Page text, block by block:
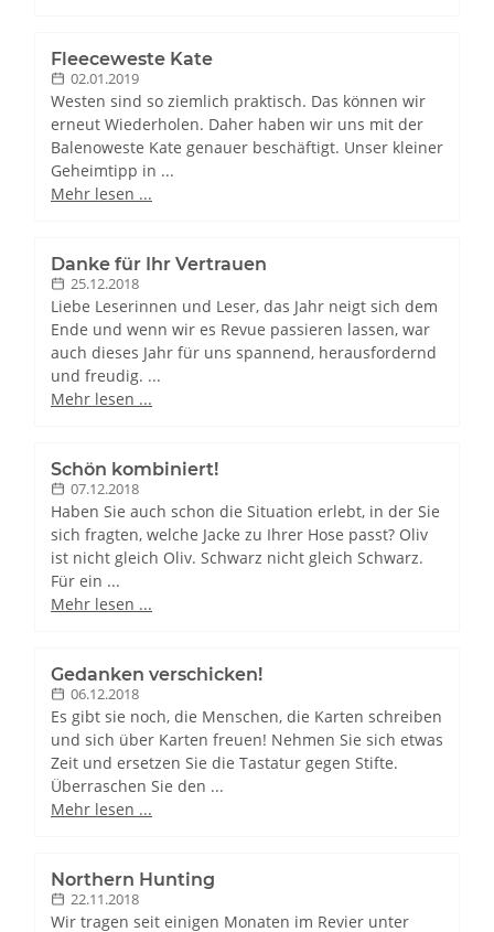
Fleeceweste Kate
02.01.2019
Westen sind so ziemlich praktisch. Das können wir
erneut Wiederholen. Daher haben wir uns mit der
Balenoweste Kate genauer beschäftigt. Unser kleiner
Geheimtipp in ...
Mehr lesen ...
Danke für Ihr Vertrauen
25.12.2018
Liebe Leserinnen und Leser, das Jahr neigt sich dem
Ende und wenn wir es Revue passieren lassen, war
auch dieses Jahr für uns spannend, herausfordernd
und freudig. ...
Mehr lesen ...
Schön kombiniert!
07.12.2018
Haben Sie auch schon die Situation erlebt, in der Sie
sich fragten, welche Jacke zu Ihrer Hose passt? Oliv
ist nicht gleich Oliv. Schwarz nicht gleich Schwarz.
Für ein ...
Mehr lesen ...
Gedanken verschicken!
06.12.2018
Es gibt sie noch, die Menschen, die Karten schreiben
und sich über Karten freuen! Nehmen Sie sich etwas
Zeit und ersetzen Sie die Tastatur gegen Stifte.
Überraschen Sie den ...
Mehr lesen ...
Northern Hunting
22.11.2018
Wir tragen seit einigen Monaten im Revier unter